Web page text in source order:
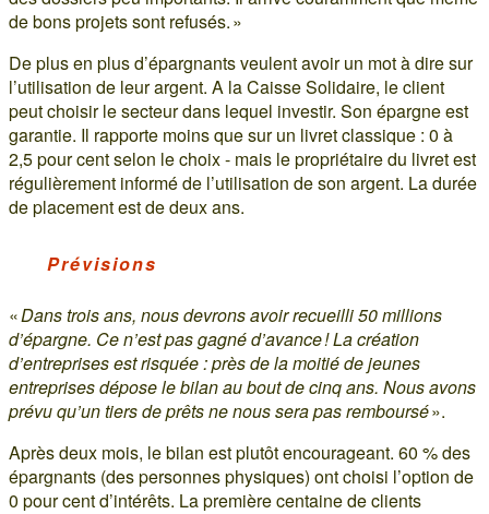
de bons projets sont refusés. »
De plus en plus d’épargnants veulent avoir un mot à dire sur
l’utilisation de leur argent. A la Caisse Solidaire, le client
peut choisir le secteur dans lequel investir. Son épargne est
garantie. Il rapporte moins que sur un livret classique : 0 à
2,5 pour cent selon le choix - mais le propriétaire du livret est
régulièrement informé de l’utilisation de son argent. La durée
de placement est de deux ans.
Prévisions
«Dans trois ans, nous devrons avoir recueilli 50 millions
d’épargne. Ce n’est pas gagné d’avance ! La création
d’entreprises est risquée : près de la moitié de jeunes
entreprises dépose le bilan au bout de cinq ans. Nous avons
prévu qu’un tiers de prêts ne nous sera pas remboursé».
Après deux mois, le bilan est plutôt encourageant. 60 % des
épargnants (des personnes physiques) ont choisi l’option de
0 pour cent d’intérêts. La première centaine de clients